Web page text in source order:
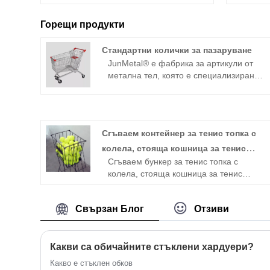
Горещи продукти
Стандартни колички за пазаруване
JunMetal® е фабрика за артикули от
метална тел, която е специализирана
персонализирани стандартни колички
за пазаруване. Разполагаме с широка
гама от издръжливи стандартни
колички за пазаруване с ниски
повърхностна обработка на
механично покритие, пръскане и хром.
Сгъваем контейнер за тенис топка с
колела, стояща кошница за тенис
топка
Сгъваем бункер за тенис топка с
колела, стояща кошница за тенис
ефективност на корта. Този
универсален дизайн не само
позволява лесно събиране на тенис
топки, но също така разполага със
Свързан Блог Отзиви
Какви са обичайните стъклени хардуери?
Какво е стъклен обков